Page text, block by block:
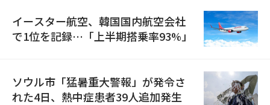
イースター航空、韓国国内航空会社
で1位を記録…「上半期搭乗率93%」
ソウル市「猛暑重大警報」が発令さ
れた4日、熱中症患者39人追加発生